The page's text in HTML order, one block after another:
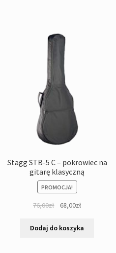
Stagg STB-5 C – pokrowiec na
gitarę klasyczną
PROMOCJA!
76,00zł
Pierwotna
wynosiła:
68,00złAktualna
wynosi:
Dodaj do koszyka